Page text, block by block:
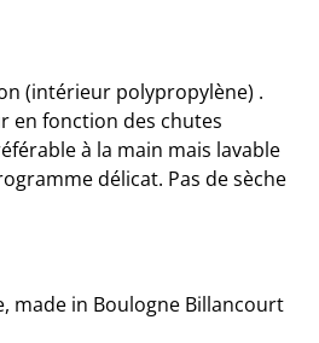
(intérieur polypropylène) .
en fonction des chutes
à la main mais lavable
délicat. Pas de sèche
made in Boulogne Billancourt